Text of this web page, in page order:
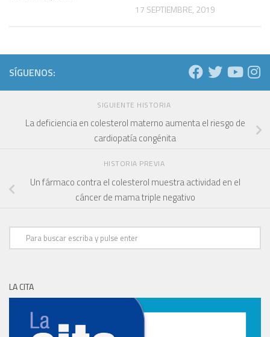
17 SEPTIEMBRE, 2019
SÍGUENOS:
SIGUIENTE HISTORIA
La deficiencia en colesterol materno aumenta el riesgo de
cardiopatía congénita
HISTORIA PREVIA
Un fármaco contra el colesterol muestra actividad en el
cáncer de mama triple negativo
LA CITA